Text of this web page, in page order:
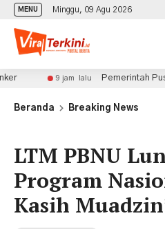
MENU Minggu, 09 Agu 2026
9 jam lalu Pemerintah Pusat Tak
Beranda Breaking News
LTM PBNU
Program
Kasih